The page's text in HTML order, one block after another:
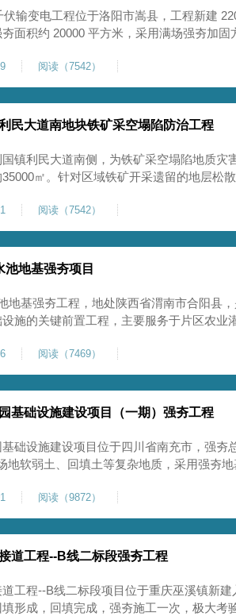
输变电工程位于洛阳市嵩县，工程新建
面积约 20000 平方米，采用满场强夯加固
套设施建设标准。本项目是嵩县重要电力
局，增强当
阅读（7542）
民大道南地块铁矿采空塌陷防治工程
镇利民大道南侧，为铁矿采空塌陷地质灾
㎡。针对区域铁矿开采遗留的地层松
承载力，彻底改善地块建设条件，实现矿
。
阅读（7542）
地基强夯项目
地基强夯工程，地处陕西省渭南市合阳县
施的关键前置工程，主要服务于片区农业
内容为蓄水池场地地基强夯加固处理，总
后场地上部将新
阅读（7469）
基础设施建设项目（一期）强夯工程
础设施建设项目位于四川省南充市，强夯
地软弱土、回填土等复杂地质，采用强夯地
面积大，我司将整个场地施工区域合理划
投入强夯设备3
阅读（9872）
道工程--B线二标段强夯工程
工程--B线二标段项目位于重庆巫溪镇新建
形成，回填完成，强夯施工一次，极大考